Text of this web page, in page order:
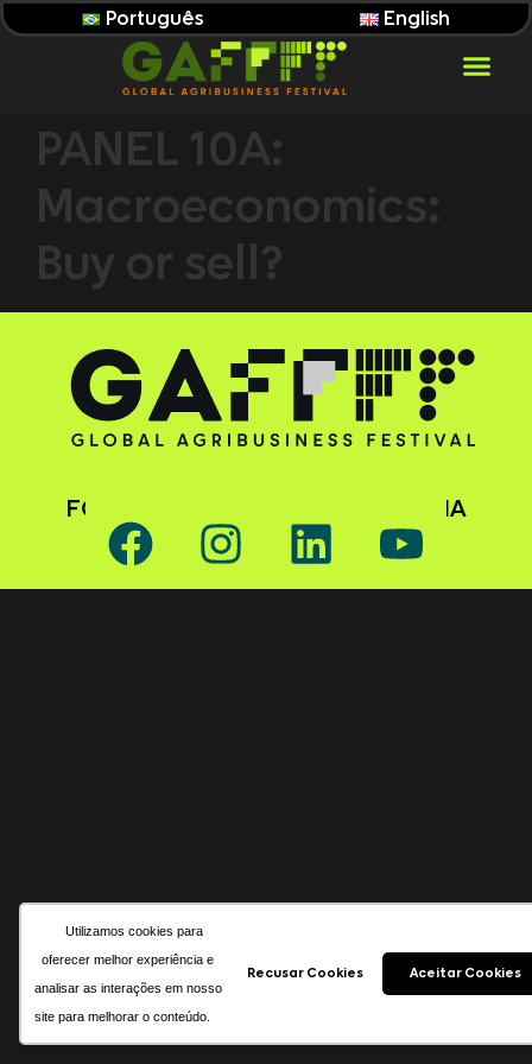
Utilizamos cookies para
oferecer melhor experiência e
analisar as interações em nosso
site para melhorar o conteúdo.
Recusar Cookies Aceitar Cookies
Português English
PANEL 10A:
Macroeconomics:
Buy or sell?
FOLLOW GAFFFF ON SOCIAL MEDIA